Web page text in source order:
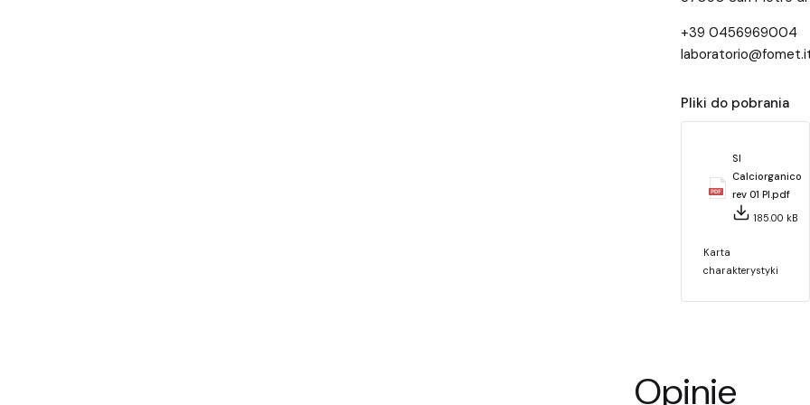
+39 0456969004
Pliki do pobrania
SI
Calciorganico
rev 01 Pl.pdf
185.00 kB
Karta
charakterystyki
Opinie